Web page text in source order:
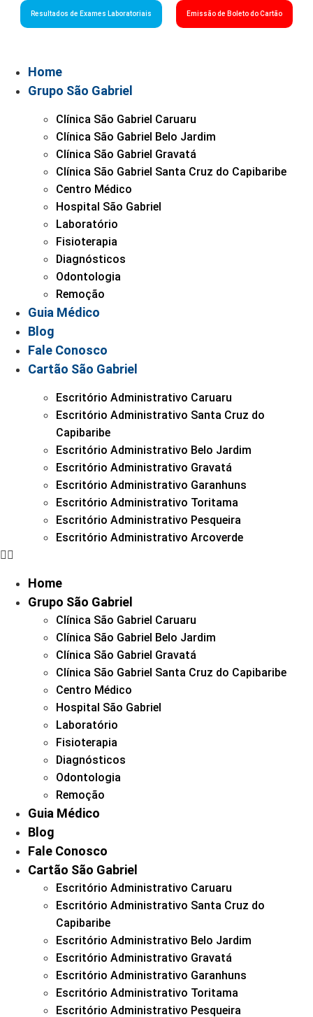
Resultados de Exames Laboratoriais Emissão de Boleto do Cartão
Home
Grupo São Gabriel
Clínica São Gabriel Caruaru
Clínica São Gabriel Belo Jardim
Clínica São Gabriel Gravatá
Clínica São Gabriel Santa Cruz do Capibaribe
Centro Médico
Hospital São Gabriel
Laboratório
Fisioterapia
Diagnósticos
Odontologia
Remoção
Guia Médico
Blog
Fale Conosco
Cartão São Gabriel
Escritório Administrativo Caruaru
Escritório Administrativo Santa Cruz do
Capibaribe
Escritório Administrativo Belo Jardim
Escritório Administrativo Gravatá
Escritório Administrativo Garanhuns
Escritório Administrativo Toritama
Escritório Administrativo Pesqueira
Escritório Administrativo Arcoverde
Home
Grupo São Gabriel
Clínica São Gabriel Caruaru
Clínica São Gabriel Belo Jardim
Clínica São Gabriel Gravatá
Clínica São Gabriel Santa Cruz do Capibaribe
Centro Médico
Hospital São Gabriel
Laboratório
Fisioterapia
Diagnósticos
Odontologia
Remoção
Guia Médico
Blog
Fale Conosco
Cartão São Gabriel
Escritório Administrativo Caruaru
Escritório Administrativo Santa Cruz do
Capibaribe
Escritório Administrativo Belo Jardim
Escritório Administrativo Gravatá
Escritório Administrativo Garanhuns
Escritório Administrativo Toritama
Escritório Administrativo Pesqueira